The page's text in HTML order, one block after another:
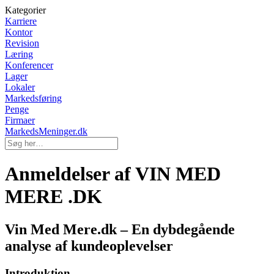
Kategorier
Karriere
Kontor
Revision
Læring
Konferencer
Lager
Lokaler
Markedsføring
Penge
Firmaer
MarkedsMeninger.dk
Anmeldelser af VIN MED
MERE .DK
Vin Med Mere.dk – En dybdegående
analyse af kundeoplevelser